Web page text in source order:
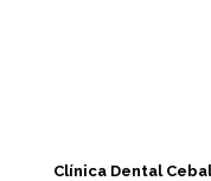
Clínica Dental